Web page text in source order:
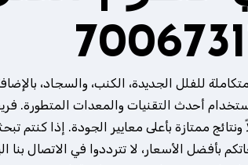
للفلل الجديدة، الكنب، والسجاد،
أحدث التقنيات والمعدات المتطورة.
ممتازة بأعلى معايير الجودة. إذا كنتم
بأفضل الأسعار، لا تترددوا في الاتصال بنا